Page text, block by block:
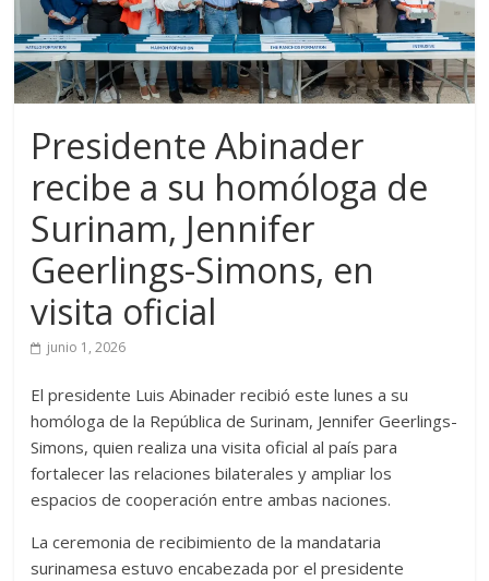
Presidente Abinader
recibe a su homóloga de
Surinam, Jennifer
Geerlings-Simons, en
visita oficial
junio 1, 2026
El presidente Luis Abinader recibió este lunes a su
homóloga de la República de Surinam, Jennifer Geerlings-
Simons, quien realiza una visita oficial al país para
fortalecer las relaciones bilaterales y ampliar los
espacios de cooperación entre ambas naciones.
La ceremonia de recibimiento de la mandataria
surinamesa estuvo encabezada por el presidente